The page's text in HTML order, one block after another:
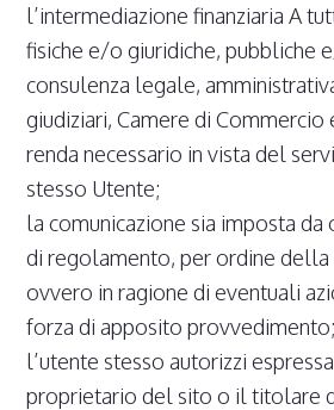
l’intermediazione finanziaria A
fisiche e/o giuridiche, pubbliche
consulenza legale,
giudiziari, Camere di Commercio
renda necessario in vista del
stesso Utente;
la comunicazione sia imposta
di regolamento, per ordine della
ovvero in ragione di eventuali
forza di apposito provvedimento;
l’utente stesso autorizzi
proprietario del sito o il titolare